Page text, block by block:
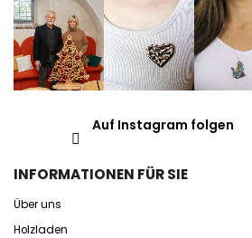
Auf Instagram folgen
INFORMATIONEN FÜR SIE
Über uns
Holzladen